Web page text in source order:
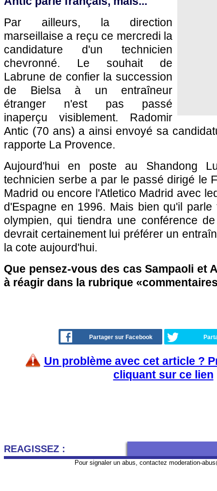
Par ailleurs, la direction
marseillaise a reçu ce mercredi la
candidature d'un technicien
chevronné. Le souhait de
Labrune de confier la succession
de Bielsa à un entraîneur
étranger n'est pas passé
inaperçu visiblement. Radomir
Antic (70 ans) a ainsi envoyé sa
rapporte La Provence.
Aujourd'hui en poste au Shandong
technicien serbe a par le passé dirigé le
Madrid ou encore l'Atletico Madrid avec
d'Espagne en 1996. Mais bien qu'il
olympien, qui tiendra une conférence
devrait certainement lui préférer un
la cote aujourd'hui.
Que pensez-vous des cas Sampaoli et
à réagir dans la rubrique
Partager sur Facebook
Un problème avec cet article ?
cliquant sur ce lien
REAGISSEZ :
Pour signaler un abus, contactez moderation-